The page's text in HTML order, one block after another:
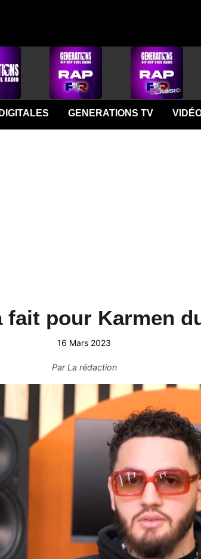
GENERATIONS TV
pour Karmen
16 Mars 2023
ParLa rédaction